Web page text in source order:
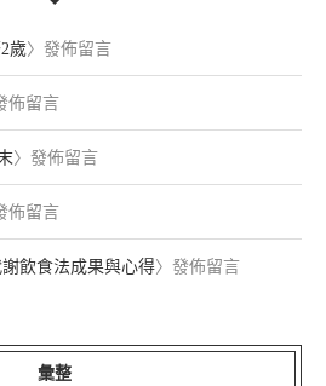
歲〉發佈留言
佈留言
〉發佈留言
佈留言
飲食法成果與心得〉發佈留言
彙整